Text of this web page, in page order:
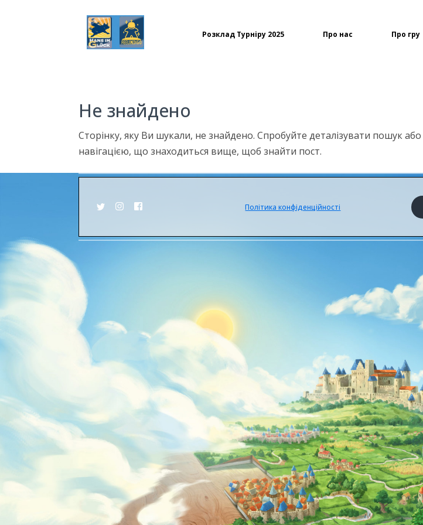
Розклад Турніру 2025 Про нас Про гру
Не знайдено
Сторінку, яку Ви шукали, не знайдено. Спробуйте деталізувати пошук або
навігацією, що знаходиться вище, щоб знайти пост.
Політика конфіденційності